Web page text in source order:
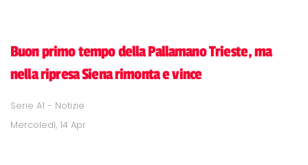
Buon primo tempo della Pallamano Trieste, ma
nella ripresa Siena rimonta e vince
Serie A1 - Notizie
Mercoledì, 14 Apr